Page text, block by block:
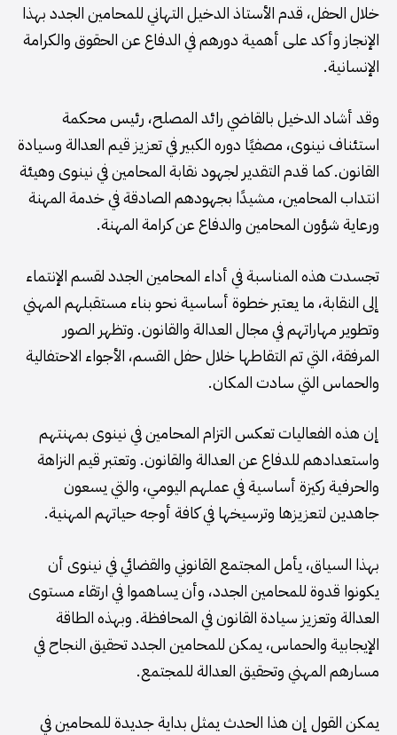
خلال الحفل، قدم الأستاذ الدخيل التهاني للمحامين الجدد بهذا
الإنجاز وأكد على أهمية دورهم في الدفاع عن الحقوق والكرامة
الإنسانية.
وقد أشاد الدخيل بالقاضي رائد المصلح، رئيس محكمة
استئناف نينوى، مصفيًا دوره الكبير في تعزيز قيم العدالة وسيادة
القانون. كما قدم التقدير لجهود نقابة المحامين في نينوى وهيئة
انتداب المحامين، مشيدًا بجهودهم الصادقة في خدمة المهنة
ورعاية شؤون المحامين والدفاع عن كرامة المهنة.
تجسدت هذه المناسبة في أداء المحامين الجدد لقسم الإنتماء
إلى النقابة، ما يعتبر خطوة أساسية نحو بناء مستقبلهم المهني
وتطوير مهاراتهم في مجال العدالة والقانون. وتظهر الصور
المرفقة، التي تم التقاطها خلال حفل القسم، الأجواء الاحتفالية
والحماس التي سادت المكان.
إن هذه الفعاليات تعكس التزام المحامين في نينوى بمهنتهم
واستعدادهم للدفاع عن العدالة والقانون. وتعتبر قيم النزاهة
والحرفية ركيزة أساسية في عملهم اليومي، والتي يسعون
جاهدين لتعزيزها وترسيخها في كافة أوجه حياتهم المهنية.
بهذا السياق، يأمل المجتمع القانوني والقضائي في نينوى أن
يكونوا قدوة للمحامين الجدد، وأن يساهموا في ارتقاء مستوى
العدالة وتعزيز سيادة القانون في المحافظة. وبهذه الطاقة
الإيجابية والحماس، يمكن للمحامين الجدد تحقيق النجاح في
مسارهم المهني وتحقيق العدالة للمجتمع.
يمكن القول إن هذا الحدث يمثل بداية جديدة للمحامين في